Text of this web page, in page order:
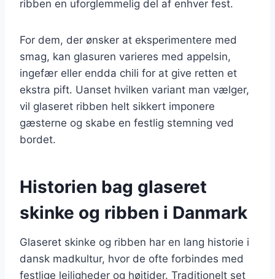
ribben en uforglemmelig del af enhver fest.
For dem, der ønsker at eksperimentere med
smag, kan glasuren varieres med appelsin,
ingefær eller endda chili for at give retten et
ekstra pift. Uanset hvilken variant man vælger,
vil glaseret ribben helt sikkert imponere
gæsterne og skabe en festlig stemning ved
bordet.
Historien bag glaseret
skinke og ribben i Danmark
Glaseret skinke og ribben har en lang historie i
dansk madkultur, hvor de ofte forbindes med
festlige lejligheder og højtider. Traditionelt set